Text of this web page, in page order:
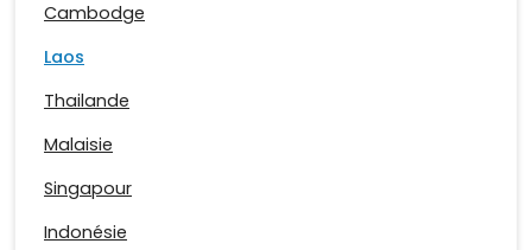
Cambodge
Laos
Thailande
Malaisie
Singapour
Indonésie